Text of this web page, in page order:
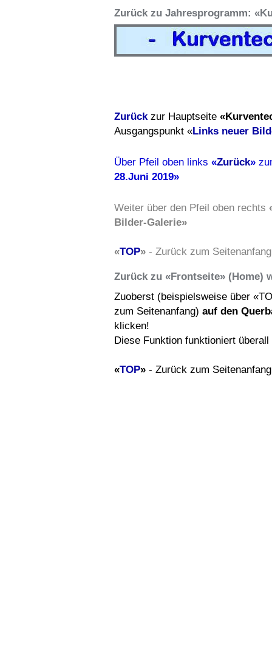
Zurück zu Jahresprogramm:
Zurück zur Hauptseite
Ausgangspunkt «Links neuer
Über Pfeil oben links «Zurück»
28.Juni 2019»
Weiter über den Pfeil oben rechts
Bilder-Galerie»
«TOP» - Zurück zum
Zurück zu «Frontseite» (Home)
Zuoberst (beispielsweise über
zum Seitenanfang) auf den
klicken!
Diese Funktion funktioniert überall
«TOP» - Zurück zum Seitenanfang